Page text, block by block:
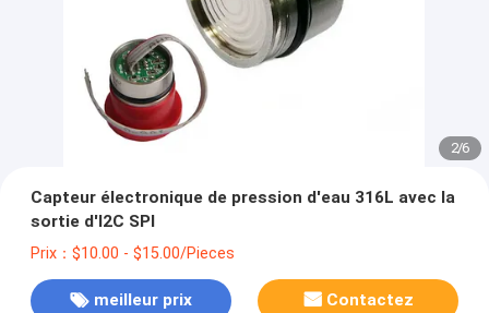
2/6
Capteur électronique de pression d'eau 316L avec la
sortie d'I2C SPI
Prix：$10.00 - $15.00/Pieces
meilleur prix Contactez